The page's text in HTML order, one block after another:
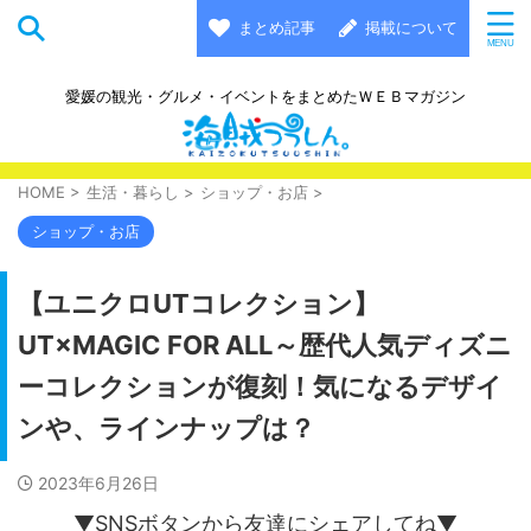
まとめ記事 掲載について
愛媛の観光・グルメ・イベントをまとめたＷＥＢマガジン
HOME > 生活・暮らし > ショップ・お店 >
ショップ・お店
【ユニクロUTコレクション】
UT×MAGIC FOR ALL～歴代人気ディズニ
ーコレクションが復刻！気になるデザイ
ンや、ラインナップは？
2023年6月26日
▼SNSボタンから友達にシェアしてね▼